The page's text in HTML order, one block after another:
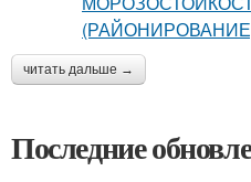
читать дальше →
Последние